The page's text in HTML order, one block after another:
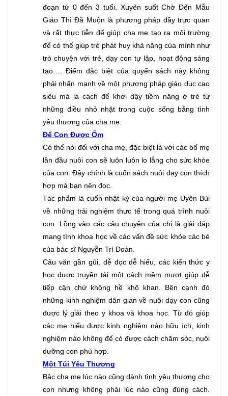
đoạn từ 0 đến 3 tuổi. Xuyên suốt Chờ Đến Mẫu
Giáo Thì Đã Muộn là phương pháp đầy trực quan
và rất thực tiễn để giúp cha mẹ tạo ra môi trường
để có thế giúp trẻ phát huy khả năng của mình như
trò chuyện với trẻ, dạy con tự lập, hoạt động sáng
tạo…. Điểm đặc biệt của quyển sách này không
phải nhấn mạnh về một phương pháp giáo dục cao
siêu mà là cách để khơi dậy tiềm năng ở trẻ từ
những điều nhỏ nhặt trong cuộc sống bằng tình
yêu thương của cha mẹ.
Để Con Được Ốm
Có thể nói đối với cha mẹ, đặc biệt là với các bố mẹ
lần đầu nuôi con sẽ luôn luôn lo lắng cho sức khỏe
của con. Đây chính là cuốn sách nuôi dạy con thích
hợp mà bạn nên đọc.
Tác phẩm là cuốn nhật ký của người mẹ Uyên Bùi
về những trải nghiệm thực tế trong quá trình nuôi
con. Lồng vào các câu chuyện của chị là giải đáp
mang tính khoa học về các vấn đề sức khỏe các bé
của bác sĩ Nguyễn Trí Đoàn.
Câu văn gần gũi, dễ đọc dễ hiểu, các kiến thức y
học được truyền tải một cách mềm mượt giúp dễ
tiếp cận chứ không hề khô khan. Bên cạnh đó
những kinh nghiệm dân gian về nuôi dạy con cũng
được lý giải theo y khoa và khoa học. Từ đó giúp
các mẹ hiểu được kinh nghiệm nào hữu ích, kinh
nghiệm nào không để có được cách chăm sóc, nuôi
dưỡng con phù hợp.
Một Túi Yêu Thương
Bậc cha mẹ lúc nào cũng dành tình yêu thương cho
con nhưng không phải lúc nào cũng đúng cách.